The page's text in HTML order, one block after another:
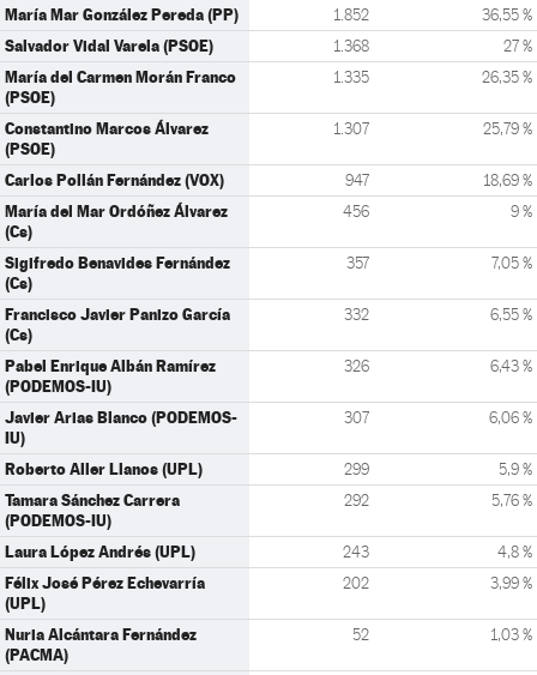
María Mar González Pereda (PP) 1.852 36,55 %
Salvador Vidal Varela (PSOE) 1.368 27 %
María del Carmen Morán Franco
(PSOE)
1.335 26,35 %
Constantino Marcos Álvarez
(PSOE)
1.307 25,79 %
Carlos Pollán Fernández (VOX) 947 18,69 %
María del Mar Ordóñez Álvarez
(Cs)
456 9 %
Sigifredo Benavides Fernández
(Cs)
357 7,05 %
Francisco Javier Panizo García
(Cs)
332 6,55 %
Pabel Enrique Albán Ramírez
(PODEMOS-IU)
326 6,43 %
Javier Arias Blanco (PODEMOS-
IU)
307 6,06 %
Roberto Aller Llanos (UPL) 299 5,9 %
Tamara Sánchez Carrera
(PODEMOS-IU)
292 5,76 %
Laura López Andrés (UPL) 243 4,8 %
Félix José Pérez Echevarría
(UPL)
202 3,99 %
Nuria Alcántara Fernández
(PACMA)
52 1,03 %